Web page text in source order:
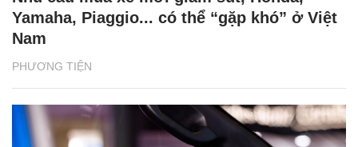
PHƯƠNG TIỆN
Yamaha, Piaggio... có thể “gặp khó” ở Việt
Nam